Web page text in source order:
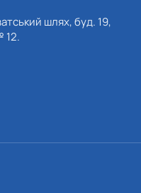
шлях, буд. 19,
12.